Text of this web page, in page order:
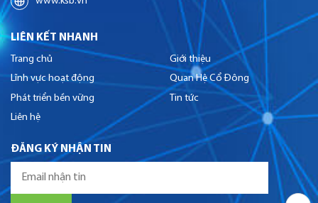
LIÊN KẾT NHANH
Trang chủ
Giới thiệu
Lĩnh vực hoạt động
Quan Hệ Cổ Đông
Phát triển bền vững
Tin tức
Liên hệ
ĐĂNG KÝ NHẬN TIN